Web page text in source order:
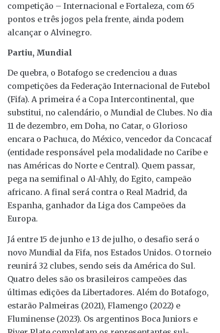
competição – Internacional e Fortaleza, com 65
pontos e três jogos pela frente, ainda podem
alcançar o Alvinegro.
Partiu, Mundial
De quebra, o Botafogo se credenciou a duas
competições da Federação Internacional de Futebol
(Fifa). A primeira é a Copa Intercontinental, que
substitui, no calendário, o Mundial de Clubes. No dia
11 de dezembro, em Doha, no Catar, o Glorioso
encara o Pachuca, do México, vencedor da Concacaf
(entidade responsável pela modalidade no Caribe e
nas Américas do Norte e Central). Quem passar,
pega na semifinal o Al-Ahly, do Egito, campeão
africano. A final será contra o Real Madrid, da
Espanha, ganhador da Liga dos Campeões da
Europa.
Já entre 15 de junho e 13 de julho, o desafio será o
novo Mundial da Fifa, nos Estados Unidos. O torneio
reunirá 32 clubes, sendo seis da América do Sul.
Quatro deles são os brasileiros campeões das
últimas edições da Libertadores. Além do Botafogo,
estarão Palmeiras (2021), Flamengo (2022) e
Fluminense (2023). Os argentinos Boca Juniors e